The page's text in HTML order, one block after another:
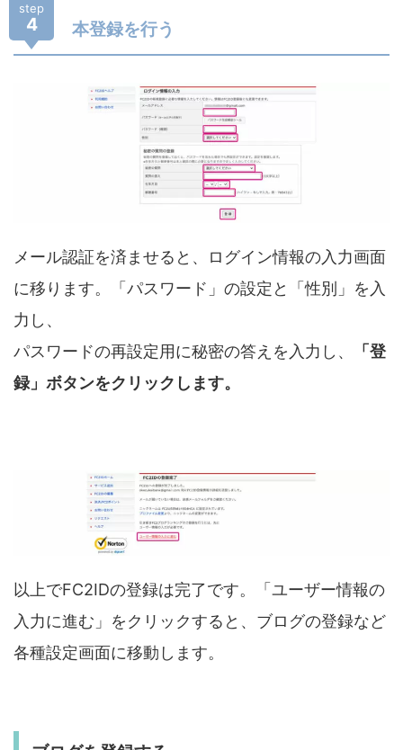
step
4 本登録を行う
メール認証を済ませると、ログイン情報の入力画面
に移ります。「パスワード」の設定と「性別」を入
力し、
パスワードの再設定用に秘密の答えを入力し、
「登
録」ボタンをクリックします。
以上でFC2IDの登録は完了です。「ユーザー情報の
入力に進む」をクリックすると、ブログの登録など
各種設定画面に移動します。